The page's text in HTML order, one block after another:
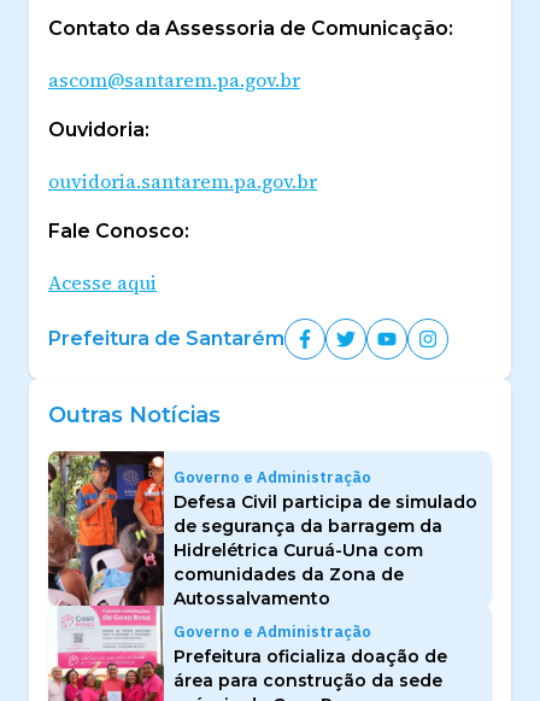
Contato da Assessoria de Comunicação:
ascom@santarem.pa.gov.br
Ouvidoria:
ouvidoria.santarem.pa.gov.br
Fale Conosco:
Acesse aqui
Prefeitura de Santarém
Outras Notícias
Governo e Administração
Defesa Civil participa de simulado
de segurança da barragem da
Hidrelétrica Curuá-Una com
comunidades da Zona de
Autossalvamento
Governo e Administração
Prefeitura oficializa doação de
área para construção da sede